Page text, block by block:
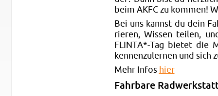
beim AKFC zu kom­men!
Bei uns kannst du dein
rie­ren, Wis­sen tei­len,
FLIN­TA*-Tag bie­tet die
ken­nen­zu­ler­nen und sich
Mehr Infos hier
Fahr­ba­re